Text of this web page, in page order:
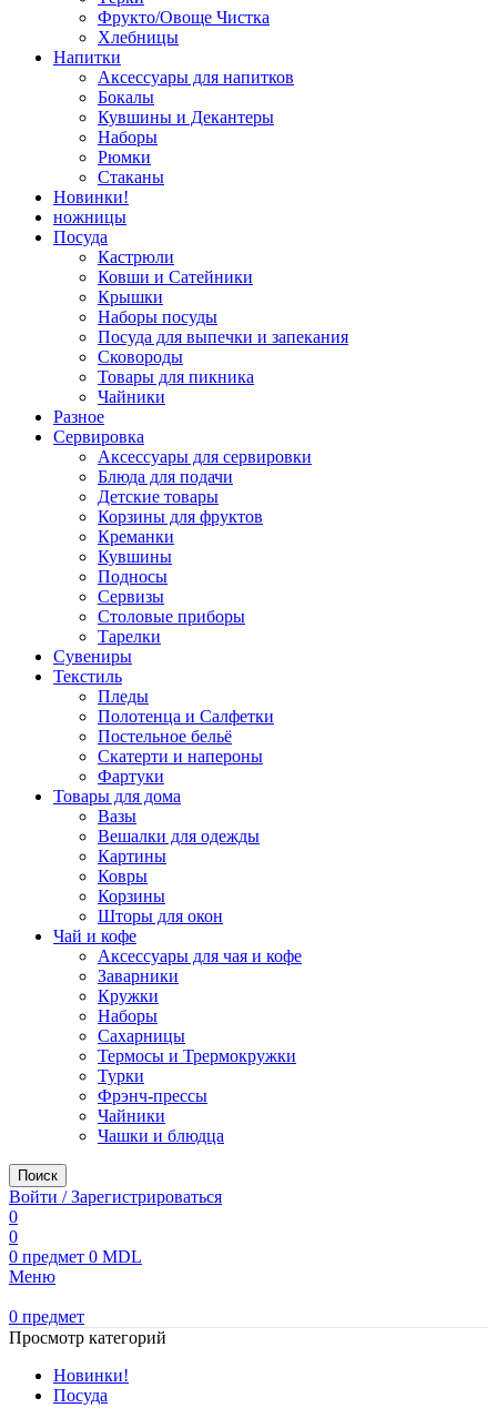
Фрукто/Овоще Чистка
Хлебницы
Напитки
Аксессуары для напитков
Бокалы
Кувшины и Декантеры
Наборы
Рюмки
Стаканы
Новинки!
ножницы
Посуда
Кастрюли
Ковши и Сатейники
Крышки
Наборы посуды
Посуда для выпечки и запекания
Сковороды
Товары для пикника
Чайники
Разное
Сервировка
Аксессуары для сервировки
Блюда для подачи
Детские товары
Корзины для фруктов
Креманки
Кувшины
Подносы
Сервизы
Столовые приборы
Тарелки
Сувениры
Текстиль
Пледы
Полотенца и Салфетки
Постельное бельё
Скатерти и напероны
Фартуки
Товары для дома
Вазы
Вешалки для одежды
Картины
Ковры
Корзины
Шторы для окон
Чай и кофе
Аксессуары для чая и кофе
Заварники
Кружки
Наборы
Сахарницы
Термосы и Трермокружки
Турки
Фрэнч-прессы
Чайники
Чашки и блюдца
Поиск
Войти / Зарегистрироваться
0
0
0 предмет 0 MDL
Меню
0 предмет
Просмотр категорий
Новинки!
Посуда